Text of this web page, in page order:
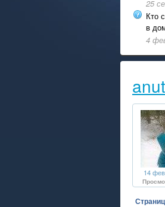
25
Кто
в
4
14